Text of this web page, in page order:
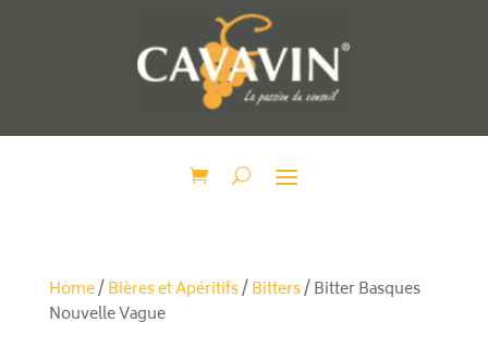
Home/Bières et Apéritifs/Bitters/ Bitter Basques
Nouvelle Vague